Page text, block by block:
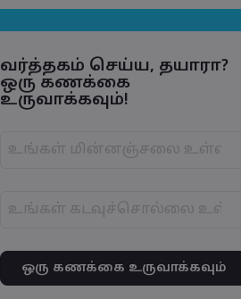
வர்த்தகம் செய்ய, தயாரா?
ஒரு கணக்கை
உருவாக்கவும்!
கடவுச்சொற்கள் 6 முதல் 15
எழுத்துகளுக்குள் இருக்க வேண்டும்
கடவுச்சொற்களில் குறைந்தது 1 எழுத்து